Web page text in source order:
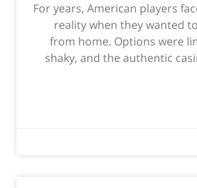
For years, American players
reality when they wanted
from home. Options were
shaky, and the authentic